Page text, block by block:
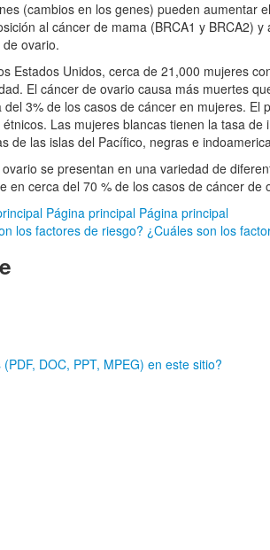
(cambios en los genes) pueden aumentar
al cáncer de mama (BRCA1 y BRCA2)
ovario.
Estados Unidos, cerca de 21,000 mujeres
El cáncer de ovario causa más muertes
del 3% de los casos de cáncer en mujeres.
Las mujeres blancas tienen la tasa
de las islas del Pacífico, negras e
se presentan en una variedad de
en cerca del 70 % de los casos de cáncer de
Página principal Página principal
los factores de riesgo? ¿Cuáles son los
DOC, PPT, MPEG) en este sitio?